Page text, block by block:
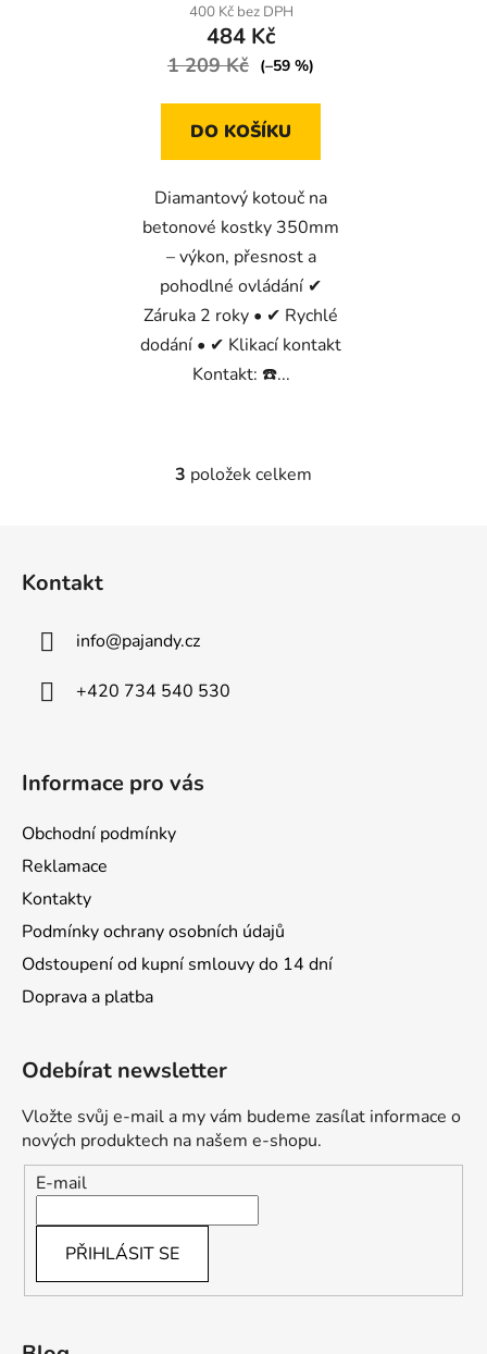
400 Kč bez DPH
484 Kč
1 209 Kč (–59 %)
DO KOŠÍKU
Diamantový kotouč na
betonové kostky 350mm
– výkon, přesnost a
pohodlné ovládání ✔
Záruka 2 roky • ✔ Rychlé
dodání • ✔ Klikací kontakt
Kontakt: ☎️...
O
u
3 položek celkem
Kontakt
info@pajandy.cz
+420 734 540 530
Informace pro vás
Obchodní podmínky
Reklamace
Kontakty
Podmínky ochrany osobních údajů
Odstoupení od kupní smlouvy do 14 dní
Doprava a platba
Odebírat newsletter
Vložte svůj e-mail a my vám budeme zasílat informace o
nových produktech na našem e-shopu.
E-mail
PŘIHLÁSIT SE